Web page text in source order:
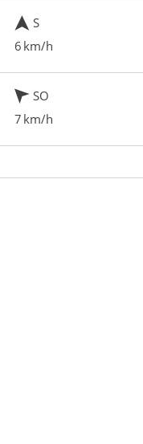
S
6 km/h
SO
7 km/h